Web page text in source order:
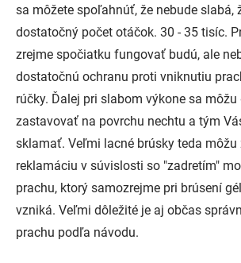
sa môžete spoľahnúť, že nebude slabá,
dostatočný počet otáčok. 30 - 35 tisíc.
zrejme spočiatku fungovať budú, ale
dostatočnú ochranu proti vniknutiu
rúčky. Ďalej pri slabom výkone sa môžu
zastavovať na povrchu nechtu a tým
sklamať. Veľmi lacné brúsky teda
reklamáciu v súvislosti so "zadretím"
prachu, ktorý samozrejme pri brúsení
vzniká. Veľmi dôležité je aj občas
prachu podľa návodu.